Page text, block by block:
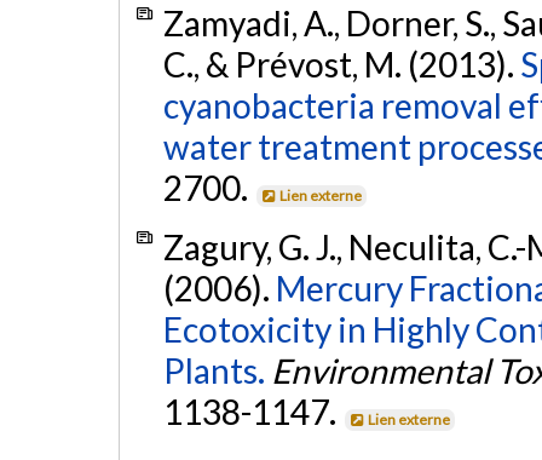
Zamyadi, A., Dorner, S.,
C., & Prévost, M. (2013).
cyanobacteria removal
water treatment
2700.
Lien externe
Zagury, G. J., Neculita,
(2006). Mercury
Ecotoxicity in Highly
Plants. Environmental
1138-1147.
Lien externe